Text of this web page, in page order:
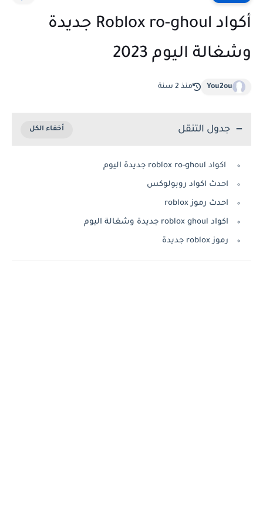
أكواد Roblox ro-ghoul جديدة
وشغالة اليوم 2023
You2ou منذ 2 سنة
جدول التنقل
اكواد roblox ro-ghoul جديدة اليوم
احدث اكواد روبولوكس
احدث رموز roblox
اكواد roblox ghoul جديدة وشغالة اليوم
رموز roblox جديدة